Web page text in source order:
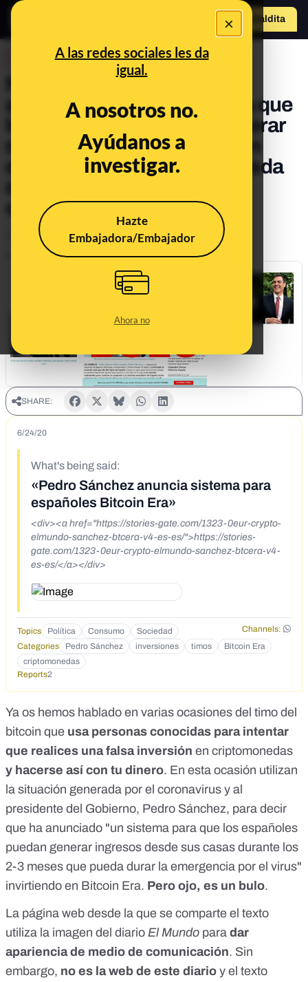
×
A las redes sociales les da
igual.
A nosotros no.
Ayúdanos a
investigar.
Hazte
Embajadora/Embajador
Ahora no
Hazte Maldito
No, Pedro Sánchez no ha
anunciado un sistema para que
los españoles puedan generar
dinero invirtiendo en bitcoin
durante los 'meses que pueda
coronavirus: es un timo
Tecnología
Publicado elJun 24, 2020, 11:24:00 AM
SHARE:
6/24/20
What's being said:
«Pedro Sánchez anuncia sistema para
españoles Bitcoin Era»
<div><a href="https://stories-gate.com/1323-0eur-crypto-
elmundo-sanchez-btcera-v4-es-es/">https://stories-
gate.com/1323-0eur-crypto-elmundo-sanchez-btcera-v4-
es-es/</a></div>
Topics Política Consumo Sociedad
Channels:
Categories
Pedro Sánchez inversiones timos
Bitcoin Era
criptomonedas
Reports2
Ya os hemos hablado en varias ocasiones del timo del
bitcoin que usa personas conocidas para intentar
que realices una falsa inversión en criptomonedas
y hacerse así con tu dinero. En esta ocasión utilizan
la situación generada por el coronavirus y al
presidente del Gobierno, Pedro Sánchez, para decir
que ha anunciado "un sistema para que los españoles
puedan generar ingresos desde sus casas durante los
2-3 meses que pueda durar la emergencia por el virus"
invirtiendo en Bitcoin Era. Pero ojo, es un bulo.
La página web desde la que se comparte el texto
utiliza la imagen del diario El Mundo para dar
apariencia de medio de comunicación. Sin
embargo, no es la web de este diario y el texto